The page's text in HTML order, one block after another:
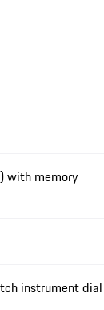
with memory
instrument dial